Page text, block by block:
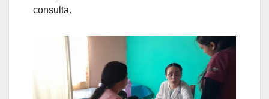
consulta.